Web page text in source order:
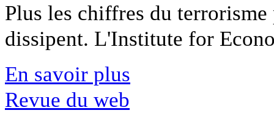
Plus les chiffres du
dissipent. L'Institute for
En savoir plus
Revue du web